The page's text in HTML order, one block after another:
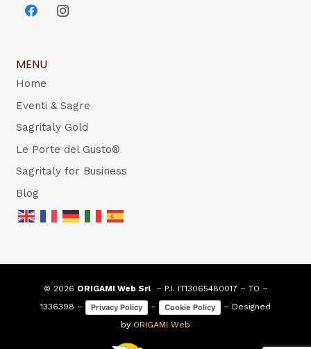
MENU
Home
Eventi & Sagre
Sagritaly Gold
Le Porte del Gusto®
Sagritaly for Business
Blog
© 2026 ORIGAMI Web Srl– P.I. IT13065480017 – TO –
1336398 –
Privacy Policy – Cookie Policy
– Designed
by ORIGAMI Web